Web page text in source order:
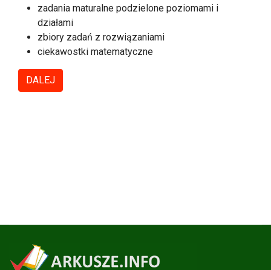
zadania maturalne podzielone poziomami i
działami
zbiory zadań z rozwiązaniami
ciekawostki matematyczne
DALEJ